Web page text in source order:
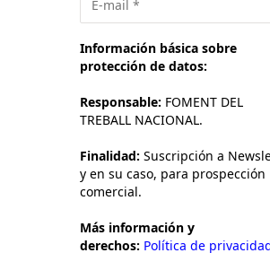
Información básica sobre
protección de datos:
Responsable: FOMENT DEL
TREBALL NACIONAL.
Finalidad: Suscripción a
y en su caso, para prospección
comercial.
Más información y
derechos: Política de